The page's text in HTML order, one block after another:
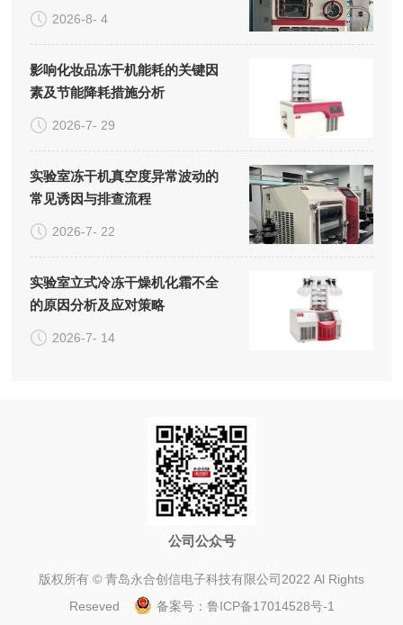
系统的成本构成
2026-8- 4
影响化妆品冻干机能耗的关键因
素及节能降耗措施分析
2026-7- 29
实验室冻干机真空度异常波动的
常见诱因与排查流程
2026-7- 22
实验室立式冷冻干燥机化霜不全
的原因分析及应对策略
2026-7- 14
公司公众号
版权所有 © 青岛永合创信电子科技有限公司2022 Al Rights
Reseved
备案号： 鲁ICP备17014528号-1